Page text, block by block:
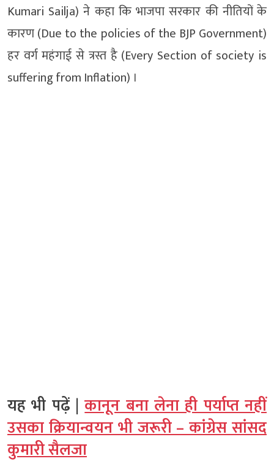
Kumari Sailja) ने कहा कि भाजपा सरकार की नीतियों के
कारण (Due to the policies of the BJP Government)
हर वर्ग महंगाई से त्रस्त है (Every Section of society is
suffering from Inflation) ।
यह भी पढ़ें |कानून बना लेना ही पर्याप्त नहीं
उसका क्रियान्वयन भी जरूरी – कांग्रेस सांसद
कुमारी सैलजा